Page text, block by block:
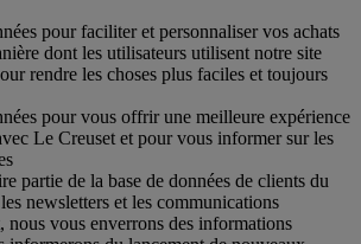
pour faciliter et personnaliser vos achats
dont les utilisateurs utilisent notre site
rendre les choses plus faciles et toujours
pour vous offrir une meilleure expérience
Le Creuset et pour vous informer sur les
partie de la base de données de clients du
newsletters et les communications
nous vous enverrons des informations